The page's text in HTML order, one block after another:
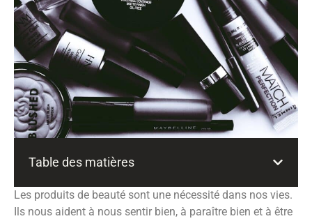
Table des matières
Les produits de beauté sont une nécessité dans nos vies.
Ils nous aident à nous sentir bien, à paraître bien et à être